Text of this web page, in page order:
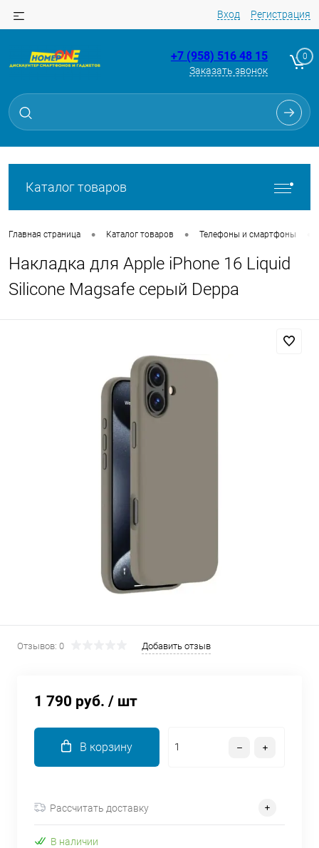
Вход Регистрация
+7 (958) 516 48 15
Заказать звонок
0
Каталог товаров
Главная страница • Каталог товаров • Телефоны и смартфоны
Накладка для Apple iPhone 16 Liquid
Silicone Magsafe серый Deppa
Отзывов: 0 Добавить отзыв
1 790 руб. / шт
В корзину
Рассчитать доставку
В наличии
Для клиентов всех банков
Разбейте
без переплат
Сегодня
Оплачивайте сегодня только
% картой любого банка
Получайте товар
75% будут
с вашей карты
каждые 2 недели
об оплате Плайтом
Остались вопросы?
8 800 302-02-51
plait.ru